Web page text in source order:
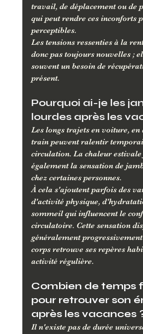
travail, de déplacement ou de
qui peut rendre ces inconforts
perceptibles.
Les tensions ressenties à la
donc pas toujours nouvelles ;
souvent un besoin de
présent.
Pourquoi ai-je les
lourdes après les
Les longs trajets en voiture, en
train peuvent ralentir
circulation. La chaleur
également la sensation de
chez certaines personnes.
À cela s'ajoutent parfois des
d'activité physique,
sommeil qui influencent le
circulatoire. Cette sensation
généralement
corps retrouve ses repères
activité régulière.
Combien de temps
pour retrouver son
après les vacances
Il n'existe pas de durée